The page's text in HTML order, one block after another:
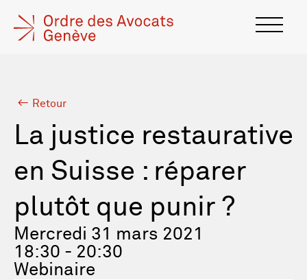
Retour
La justice restaurative
en Suisse : réparer
plutôt que punir ?
Mercredi 31 mars 2021
18:30 - 20:30
Webinaire